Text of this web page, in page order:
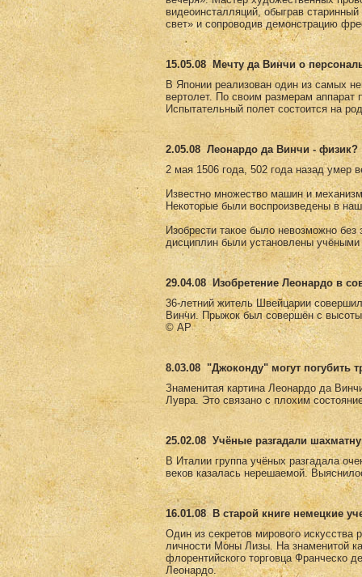
видеоинсталляций, обыграв
свет» и сопроводив демонстрацию
15.05.08 Мечту да Винчи о
В Японии реализован один из самых
вертолет. По своим размерам
Испытательный полет состоится на
2.05.08 Леонардо да Винчи - физик?
2 мая 1506 года, 502 года назад умер
Известно множество машин и
Некоторые были воспроизведены в
Изобрести такое было невозможно
дисциплин были установлены
29.04.08
Изобретение Леонардо в
36-летний житель Швейцарии
Винчи. Прыжок был совершён с
© AP
8.03.08 "Джоконду" могут погубить
Знаменитая картина Леонардо да
Лувра. Это связано с плохим
25.02.08 Учёные разгадали
В Италии группа учёных разгадала
веков казалась нерешаемой.
16.01.08
В старой книге немецкие
Один из секретов мирового искусства
личности Моны Лизы. На знаменитой
флорентийского торговца Франческо
Леонардо.